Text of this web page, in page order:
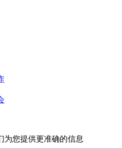
为您提供更准确的信息